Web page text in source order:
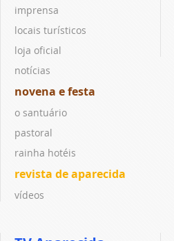
imprensa
locais turísticos
loja oficial
notícias
novena e festa
o santuário
pastoral
rainha hotéis
revista de aparecida
vídeos